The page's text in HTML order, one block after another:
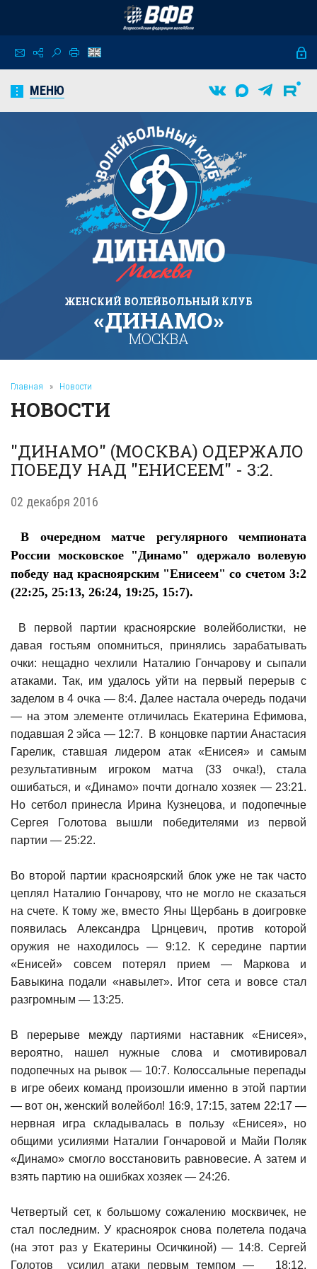
МЕНЮ
ЖЕНСКИЙ ВОЛЕЙБОЛЬНЫЙ КЛУБ
«ДИНАМО»
МОСКВА
Главная » Новости
НОВОСТИ
"ДИНАМО" (МОСКВА) ОДЕРЖАЛО
ПОБЕДУ НАД "ЕНИСЕЕМ" - 3:2.
02 декабря 2016
В очередном матче регулярного чемпионата
России московское "Динамо" одержало волевую
победу над красноярским "Енисеем" со счетом 3:2
(22:25, 25:13, 26:24, 19:25, 15:7).
В первой партии красноярские волейболистки, не
давая гостьям опомниться, принялись зарабатывать
очки: нещадно чехлили Наталию Гончарову и сыпали
атаками. Так, им удалось уйти на первый перерыв с
заделом в 4 очка — 8:4. Далее настала очередь подачи
— на этом элементе отличилась Екатерина Ефимова,
подавшая 2 эйса — 12:7. В концовке партии Анастасия
Гарелик, ставшая лидером атак «Енисея» и самым
результативным игроком матча (33 очка!), стала
ошибаться, и «Динамо» почти догнало хозяек — 23:21.
Но сетбол принесла Ирина Кузнецова, и подопечные
Сергея Голотова вышли победителями из первой
партии — 25:22.
Во второй партии красноярский блок уже не так часто
цеплял Наталию Гончарову, что не могло не сказаться
на счете. К тому же, вместо Яны Щербань в доигровке
появилась Александра Црнцевич, против которой
оружия не находилось — 9:12. К середине партии
«Енисей» совсем потерял прием — Маркова и
Бавыкина подали «навылет». Итог сета и вовсе стал
разгромным — 13:25.
В перерыве между партиями наставник «Енисея»,
вероятно, нашел нужные слова и смотивировал
подопечных на рывок — 10:7. Колоссальные перепады
в игре обеих команд произошли именно в этой партии
— вот он, женский волейбол! 16:9, 17:15, затем 22:17 —
нервная игра складывалась в пользу «Енисея», но
общими усилиями Наталии Гончаровой и Майи Поляк
«Динамо» смогло восстановить равновесие. А затем и
взять партию на ошибках хозяек — 24:26.
Четвертый сет, к большому сожалению москвичек, не
стал последним. У красноярок снова полетела подача
(на этот раз у Екатерины Осичкиной) — 14:8. Сергей
Голотов усилил атаки первым темпом — 18:12.